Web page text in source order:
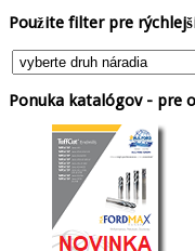
Použite filter pre
Ponuka katalógov - pre